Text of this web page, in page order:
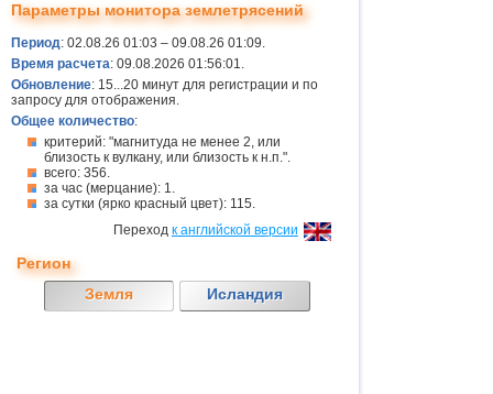
Параметры монитора землетрясений
Период: 02.08.26 01:03 – 09.08.26 01:09.
Время расчета: 09.08.2026 01:56:01.
Обновление: 15...20 минут для регистрации и по
запросу для отображения.
Общее количество:
критерий: "магнитуда не менее 2, или
близость к вулкану, или близость к н.п.".
всего: 356.
за час (мерцание): 1.
за сутки (ярко красный цвет): 115.
Переход к английской версии
Регион
Земля
Исландия